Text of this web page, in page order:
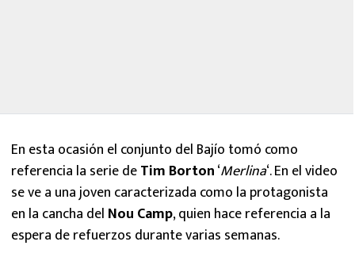
En esta ocasión el conjunto del Bajío tomó como
referencia la serie deTim Borton‘Merlina‘. En el video
se ve a una joven caracterizada como la protagonista
en la cancha del Nou Camp, quien hace referencia a la
espera de refuerzos durante varias semanas.